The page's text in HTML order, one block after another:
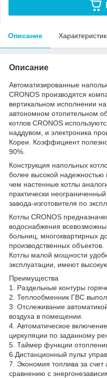
Описание
Описание
Автоматизированные
CRONOS производятся
вертикальном исполнении
автономном отопительном
котлов CRONOS
наддувом, и электроника
Кореи. Коэффициент
90%.
Конструкция напольных
более высокой надежностью
чем настенные котлы
практически
завода-изготовителя по
Котлы CRONOS
водоснабжения
больниц, многоквартирных
производственных объектов.
Котлы малой мощности
эксплуатации, имеют
Преимущества
1. Раздельные контуры
2. Теплообменник ГВС
3. Отслеживание
воздуха в помещении.
4. Автоматическое
циркуляции по заданному
5. Таймер функции
6.Дистанционный пульт
7. Экономия топлива за счет
сравнению с